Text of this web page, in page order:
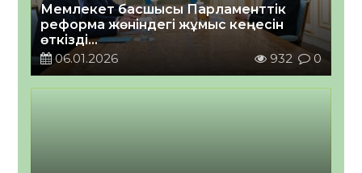
Мемлекет басшысы Парламенттік
реформа жөніндегі жұмыс кеңесін
өткізді
2026 жылғы 06 қаңтар
06.01.2026 932 0